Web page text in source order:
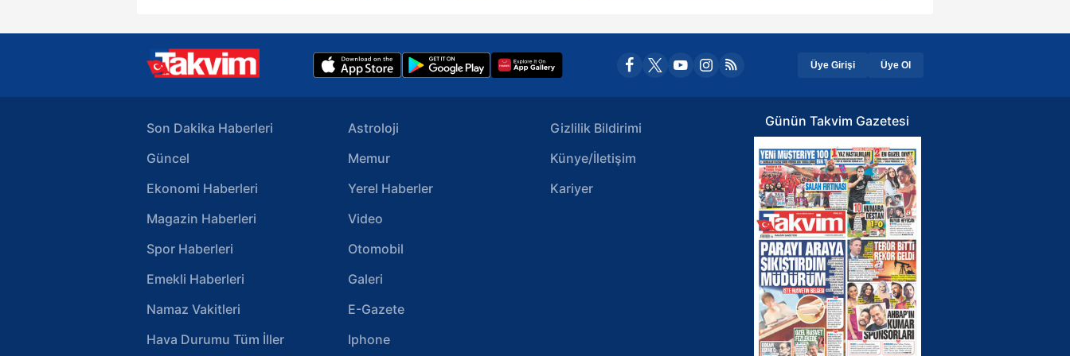
Üye Girişi Üye Ol
Son Dakika Haberleri
Güncel
Ekonomi Haberleri
Magazin Haberleri
Spor Haberleri
Emekli Haberleri
Namaz Vakitleri
Hava Durumu Tüm İller
Astroloji
Memur
Yerel Haberler
Video
Otomobil
Galeri
E-Gazete
Iphone
Gizlilik Bildirimi
Künye/İletişim
Kariyer
Günün Takvim Gazetesi